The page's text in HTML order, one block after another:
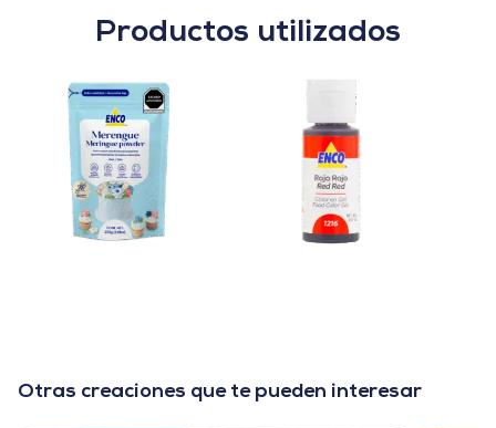
Productos utilizados
Otras creaciones que te pueden interesar